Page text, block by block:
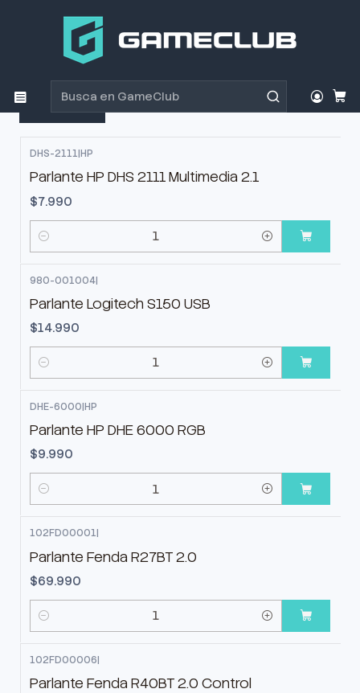
Productos
Parlantes
Filtros
DHS-2111|HP
Parlante HP DHS 2111 Multimedia 2.1
$7.990
Cantidad
980-001004|
Parlante Logitech S150 USB
$14.990
Cantidad
DHE-6000|HP
Parlante HP DHE 6000 RGB
$9.990
Cantidad
102FD00001|
Parlante Fenda R27BT 2.0
$69.990
Cantidad
102FD00006|
Parlante Fenda R40BT 2.0 Control